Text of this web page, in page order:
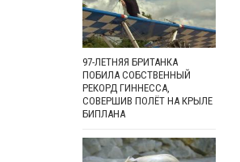
97-ЛЕТНЯЯ БРИТАНКА
ПОБИЛА СОБСТВЕННЫЙ
РЕКОРД ГИННЕССА,
СОВЕРШИВ ПОЛЁТ НА КРЫЛЕ
БИПЛАНА